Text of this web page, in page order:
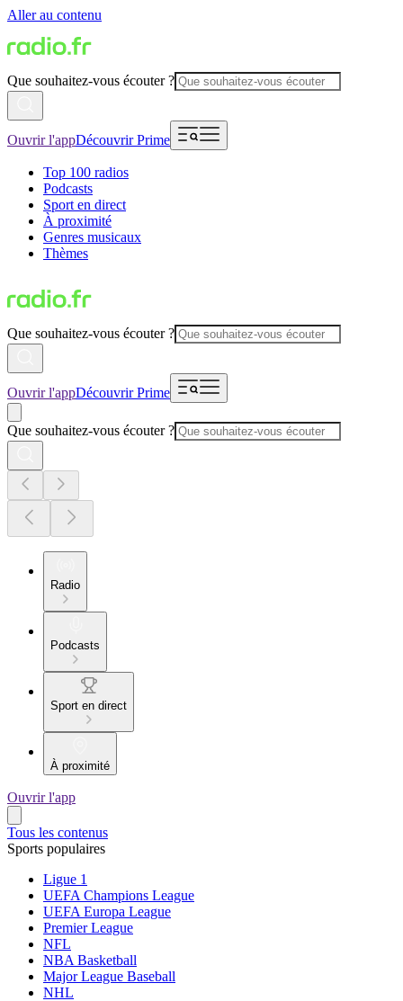
Aller au contenu
Que souhaitez-vous écouter ?
Ouvrir l'appDécouvrir Prime
Top 100 radios
Podcasts
Sport en direct
À proximité
Genres musicaux
Thèmes
Que souhaitez-vous écouter ?
Ouvrir l'appDécouvrir Prime
Que souhaitez-vous écouter ?
Radio
Podcasts
Sport en direct
À proximité
Ouvrir l'app
Tous les contenus
Sports populaires
Ligue 1
UEFA Champions League
UEFA Europa League
Premier League
NFL
NBA Basketball
Major League Baseball
NHL